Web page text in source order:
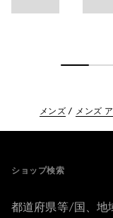
メンズ メンズ
ショップ検索
都道府県等/国、地